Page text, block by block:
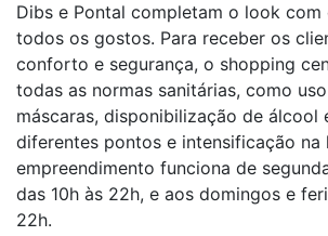
Dibs e Pontal completam o look com
todos os gostos. Para receber os
conforto e segurança, o shopping
todas as normas sanitárias, como
máscaras, disponibilização de álcool
diferentes pontos e intensificação na
empreendimento funciona de
das 10h às 22h, e aos domingos e
22h.